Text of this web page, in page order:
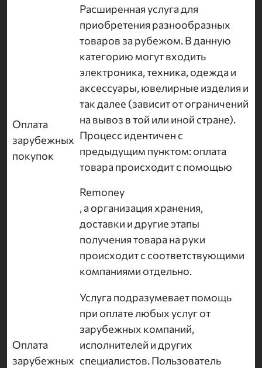
Оплата
зарубежных
покупок
Расширенная услуга для
приобретения разнообразных
товаров за рубежом. В данную
категорию могут входить
электроника, техника, одежда и
аксессуары, ювелирные изделия и
так далее (зависит от ограничений
на вывоз в той или иной стране).
Процесс идентичен с
предыдущим пунктом: оплата
товара происходит с помощью
Remoney
, а организация хранения,
доставки и другие этапы
получения товара на руки
происходит с соответствующими
компаниями отдельно.
Оплата
зарубежных
Услуга подразумевает помощь
при оплате любых услуг от
зарубежных компаний,
исполнителей и других
специалистов. Пользователь